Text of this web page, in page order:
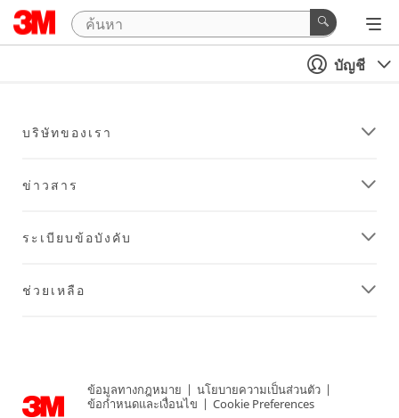
บัญชี
บริษัทของเรา
ข่าวสาร
ระเบียบข้อบังคับ
ช่วยเหลือ
ข้อมูลทางกฎหมาย | นโยบายความเป็นส่วนตัว |
ข้อกำหนดและเงื่อนไข | Cookie Preferences